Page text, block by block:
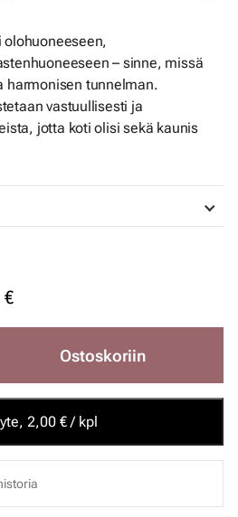
– sinne, missä
harmonisen tunnelman.
vastuullisesti ja
jotta koti olisi sekä kaunis
€
Ostoskoriin
2,00 € / kpl